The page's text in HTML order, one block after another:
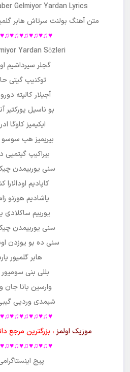
Gelmiyor Yardan Lyrics
متن آهنگ بولنت سرتاش هابر
Yardan Sözleri
گجلر سیرداشیم
توکنیپ گیتی
آجیلار کالپته
بو ناسیل یورکتیر
ایکیمیز کاوگا
بیریمیز هپ سوسو
بیراکیپ گیتمیی
سنی یورییمدن
کاپادیم اودالارا
یاشادیم هوزنو
یورییم ساکلادی
سنی یورییمدن
سنی ده بو یوزدن
هابر گلمیور
بللی بنی سومیور
وارسین بانا جان
شیمدی وردیی
موزیک اولمز ، بزرگترین مرجع
پیج